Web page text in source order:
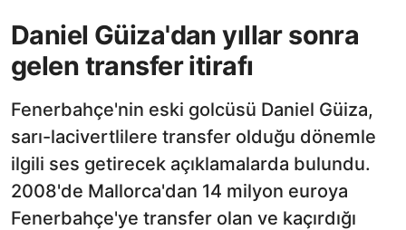
Daniel Güiza'dan yıllar sonra
gelen transfer itirafı
Fenerbahçe'nin eski golcüsü Daniel Güiza,
sarı-lacivertlilere transfer olduğu dönemle
ilgili ses getirecek açıklamalarda bulundu.
2008'de Mallorca'dan 14 milyon euroya
Fenerbahçe'ye transfer olan ve kaçırdığı